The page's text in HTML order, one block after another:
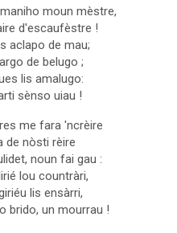
moun mèstre,
d'escaufèstre !
aclapo de mau;
de belugo ;
lis amalugo:
sènso uiau !
me fara 'ncrèire
de nòsti rèire
noun fai gau :
lou countràri,
lis ensàrri,
brido, un mourrau !